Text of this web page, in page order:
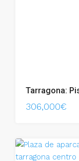
306,000€